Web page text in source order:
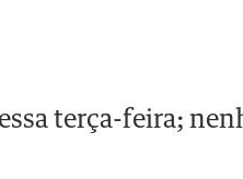
terça-feira;